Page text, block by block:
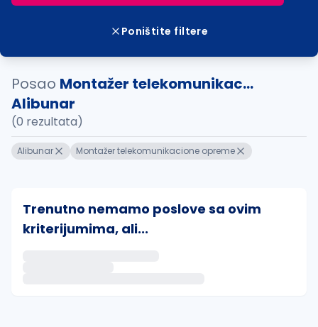
Poništite filtere
Posao Montažer telekomunikac...
Alibunar
(0 rezultata)
Alibunar Montažer telekomunikacione opreme
Trenutno nemamo poslove sa ovim
kriterijumima, ali...